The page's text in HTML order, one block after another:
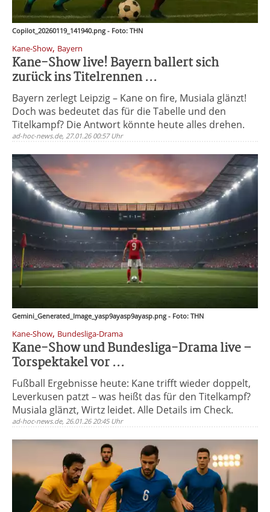
Copilot_20260119_141940.png - Foto: THN
Kane-Show, Bayern
Kane-Show live! Bayern ballert sich
zurück ins Titelrennen ...
Bayern zerlegt Leipzig – Kane on fire, Musiala glänzt!
Doch was bedeutet das für die Tabelle und den
Titelkampf? Die Antwort könnte heute alles drehen.
ad-hoc-news.de, 27.01.26 00:57 Uhr
Gemini_Generated_Image_yasp9ayasp9ayasp.png - Foto: THN
Kane-Show, Bundesliga-Drama
Kane-Show und Bundesliga-Drama live –
Torspektakel vor ...
Fußball Ergebnisse heute: Kane trifft wieder doppelt,
Leverkusen patzt – was heißt das für den Titelkampf?
Musiala glänzt, Wirtz leidet. Alle Details im Check.
ad-hoc-news.de, 26.01.26 20:45 Uhr